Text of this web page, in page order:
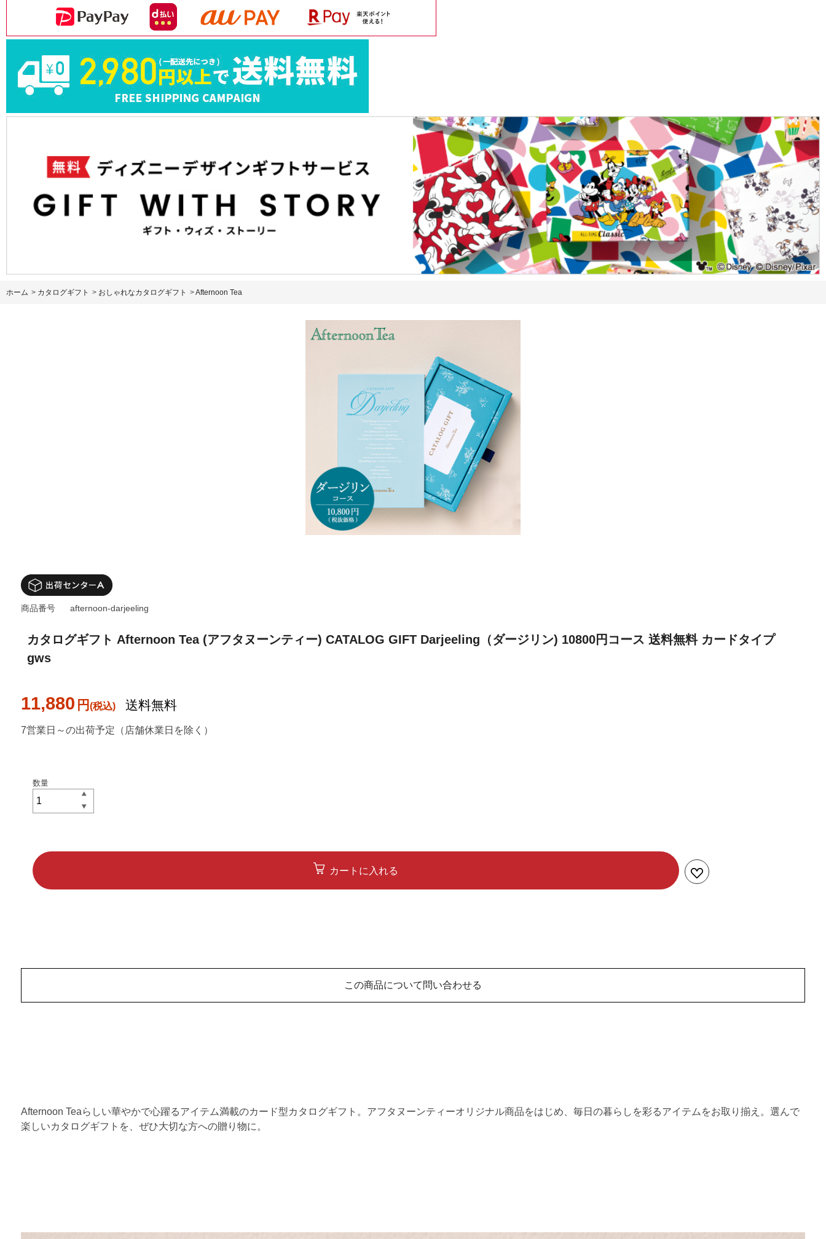
ホーム > カタログギフト > おしゃれなカタログギフト >Afternoon Tea
カタログギフト Afternoon Tea (アフタヌーンティー) CATALOG GIFT Darjeeling（ダージリン) 10800円コース 送料無料 カードタイプ
gws
11,880 円 送料無料
商品番号 afternoon-darjeeling
7営業日～の出荷予定（店舗休業日を除く）
カートに入れる
この商品について問い合わせる
Afternoon Teaらしい華やかで心躍るアイテム満載のカード型カタログギフト。アフタヌーンティーオリジナル商品をはじめ、毎日の暮らしを彩るアイテムをお取り揃え。選んで
楽しいカタログギフトを、ぜひ大切な方への贈り物に。